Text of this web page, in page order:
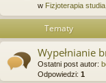
w Fizjoterapia
Tematy
Wypełnianie
Ostatni post autor:
Odpowiedzi: 1